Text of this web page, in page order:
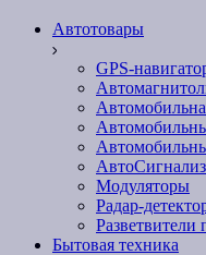
Автотовары
GPS-
Модуляторы
Радар-
Разветвители
Бытовая техника